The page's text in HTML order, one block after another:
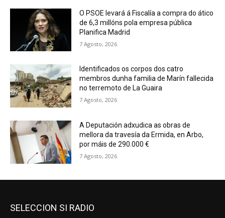
O PSOE levará á Fiscalía a compra do ático
de 6,3 millóns pola empresa pública
Planifica Madrid
7 Agosto, 2026
Identificados os corpos dos catro
membros dunha familia de Marín fallecida
no terremoto de La Guaira
7 Agosto, 2026
A Deputación adxudica as obras de
mellora da travesía da Ermida, en Arbo,
por máis de 290.000 €
7 Agosto, 2026
SELECCION SI RADIO